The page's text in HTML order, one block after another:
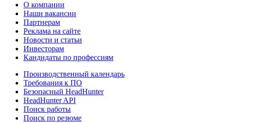
О компании
Наши вакансии
Партнерам
Реклама на сайте
Новости и статьи
Инвесторам
Кандидаты по профессиям
Производственный календарь
Требования к ПО
Безопасный HeadHunter
HeadHunter API
Поиск работы
Поиск по резюме